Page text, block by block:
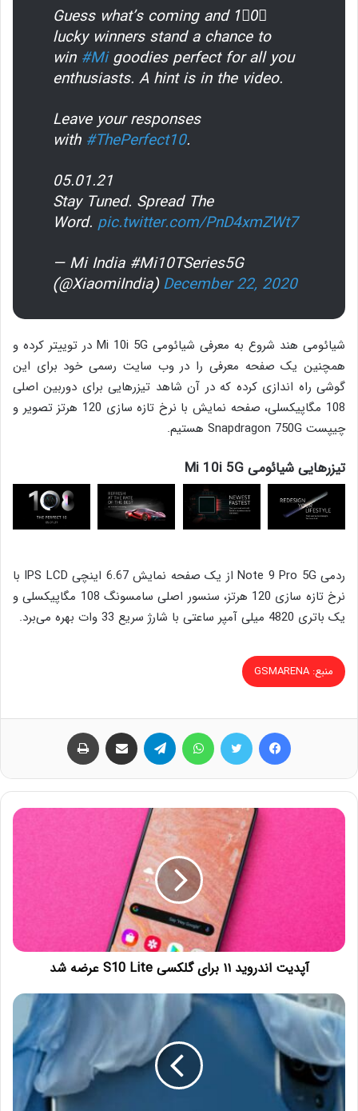
Guess what’s coming and 1⃣0⃣
lucky winners stand a chance to
win #Migoodies perfect for all you
enthusiasts. A hint is in the video.
Leave your responses
with #ThePerfect10.
05.01.21
Stay Tuned. Spread The
Word. pic.twitter.com/PnD4xmZWt7
— Mi India #Mi10TSeries5G
(@XiaomiIndia)December 22, 2020
شیائومی هند شروع به معرفی شیائومی Mi 10i 5G در توییتر کرده و
همچنین یک صفحه معرفی را در وب سایت رسمی خود برای این
گوشی راه اندازی کرده که در آن شاهد تیزرهایی برای دوربین اصلی
108 مگاپیکسلی، صفحه نمایش با نرخ تازه سازی 120 هرتز تصویر و
چیپست Snapdragon 750G هستیم.
تیزرهایی شیائومی Mi 10i 5G
ردمی Note 9 Pro 5G از یک صفحه نمایش 6.67 اینچی IPS LCD با
نرخ تازه سازی 120 هرتز، سنسور اصلی سامسونگ 108 مگاپیکسلی و
یک باتری 4820 میلی آمپر ساعتی با شارژ سریع 33 وات بهره می‌برد.
منبع: GSMARENA
آپدیت اندروید ۱۱ برای گلکسی S10 Lite عرضه شد